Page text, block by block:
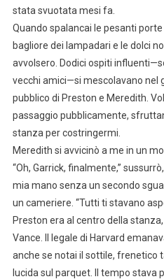
stata svuotata mesi fa.
Quando spalancai le pesanti
bagliore dei lampadari e le dolci
avvolsero. Dodici ospiti
vecchi amici—si mescolavano nel
pubblico di Preston e Meredith.
passaggio pubblicamente,
stanza per costringermi.
Meredith si avvicinò a me in un
“Oh, Garrick, finalmente,”
mia mano senza un secondo
un cameriere. “Tutti ti stavano
Preston era al centro della
Vance. Il legale di Harvard
anche se notai il sottile, frenetico
lucida sul parquet. Il tempo stava